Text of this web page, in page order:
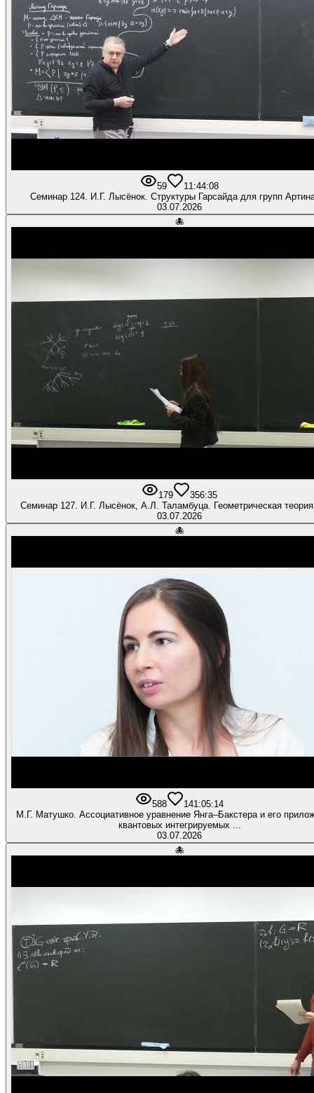
59 1 1:44:08
Семинар 124. И.Г. Лысёнок. Структуры Гарсайда для групп
03.07.2026
🐙
179 356:35
Семинар 127. И.Г. Лысёнок, А.Л. Таламбуца. Геометрическая теория
03.07.2026
🐙
588 141:05:14
М.Г. Матушко. Ассоциативное уравнение Янга–Бакстера и его
квантовых интегрируемых ...
03.07.2026
🐙